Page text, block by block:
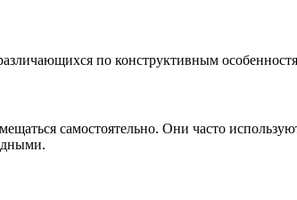
по конструктивным
самостоятельно. Они часто